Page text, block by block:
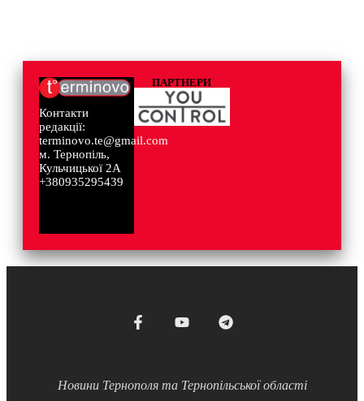
Контакти
редакції:
terminovo.te@gmail.com
м. Тернопіль,
Кульчицької 2А
+380935295439
ПАРТНЕРИ
Новини Тернополя та Тернопільської області